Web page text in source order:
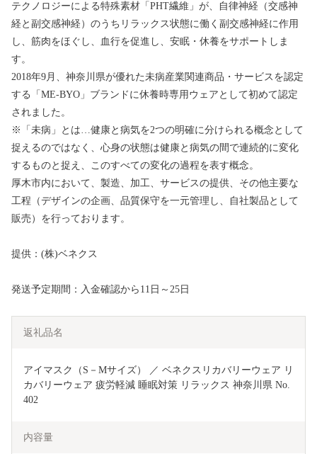
テクノロジーによる特殊素材「PHT繊維」が、自律神経（交感神
経と副交感神経）のうちリラックス状態に働く副交感神経に作用
し、筋肉をほぐし、血行を促進し、安眠・休養をサポートしま
す。
2018年9月、神奈川県が優れた未病産業関連商品・サービスを認定
する「ME‐BYO」ブランドに休養時専用ウェアとして初めて認定
されました。
※「未病」とは…健康と病気を2つの明確に分けられる概念として
捉えるのではなく、心身の状態は健康と病気の間で連続的に変化
するものと捉え、このすべての変化の過程を表す概念。
厚木市内において、製造、加工、サービスの提供、その他主要な
工程（デザインの企画、品質保守を一元管理し、自社製品として
販売）を行っております。
提供：(株)ベネクス
発送予定期間：入金確認から11日～25日
返礼品名
アイマスク（S－Mサイズ） ／ ベネクスリカバリーウェア リ
カバリーウェア 疲労軽減 睡眠対策 リラックス 神奈川県 No.
402
内容量